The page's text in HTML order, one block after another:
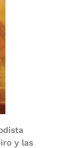
y las